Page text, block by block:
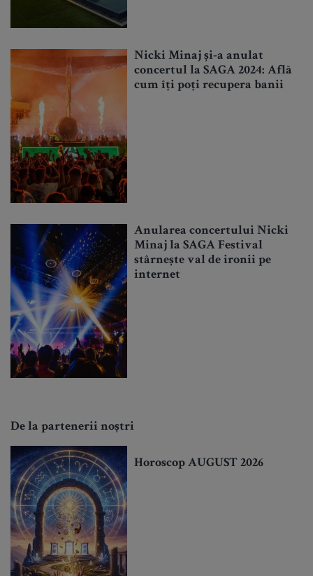
Nicki Minaj și-a anulat
concertul la SAGA 2024: Află
cum îți poți recupera banii
Anularea concertului Nicki
Minaj la SAGA Festival
stârnește val de ironii pe
internet
De la partenerii noștri
Horoscop AUGUST 2026